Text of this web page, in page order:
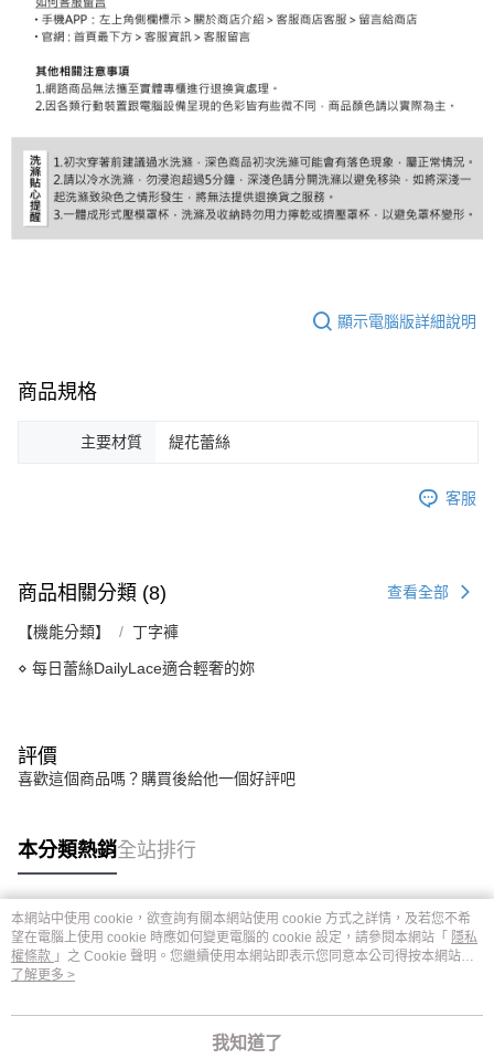
顯示電腦版詳細說明
商品規格
主要材質 緹花蕾絲
客服
商品相關分類 (8) 查看全部
【機能分類】 丁字褲
⋄ 每日蕾絲DailyLace適合輕奢的妳
評價
喜歡這個商品嗎？購買後給他一個好評吧
本分類熱銷全站排行
熱門標籤
本網站中使用 cookie，欲查詢有關本網站使用 cookie 方式之詳情，及若您不希
望在電腦上使用 cookie 時應如何變更電腦的 cookie 設定，請參閱本網站「 隱私
權條款 」之 Cookie 聲明。您繼續使用本網站即表示您同意本公司得按本網站使
用條款之 Cookie 聲明使用 cookie。
了解更多 >
我知道了